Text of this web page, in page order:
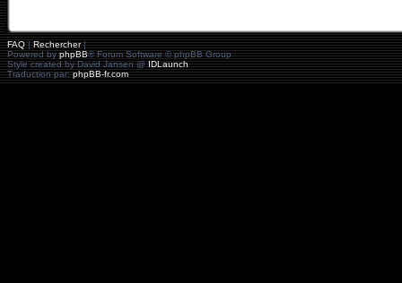
FAQ|Rechercher|
Powered byphpBB® Forum Software © phpBB Group
Style created by David Jansen @IDLaunch
Traduction par:phpBB-fr.com